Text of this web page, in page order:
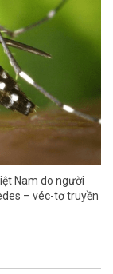
Nam do người
– véc-tơ truyền